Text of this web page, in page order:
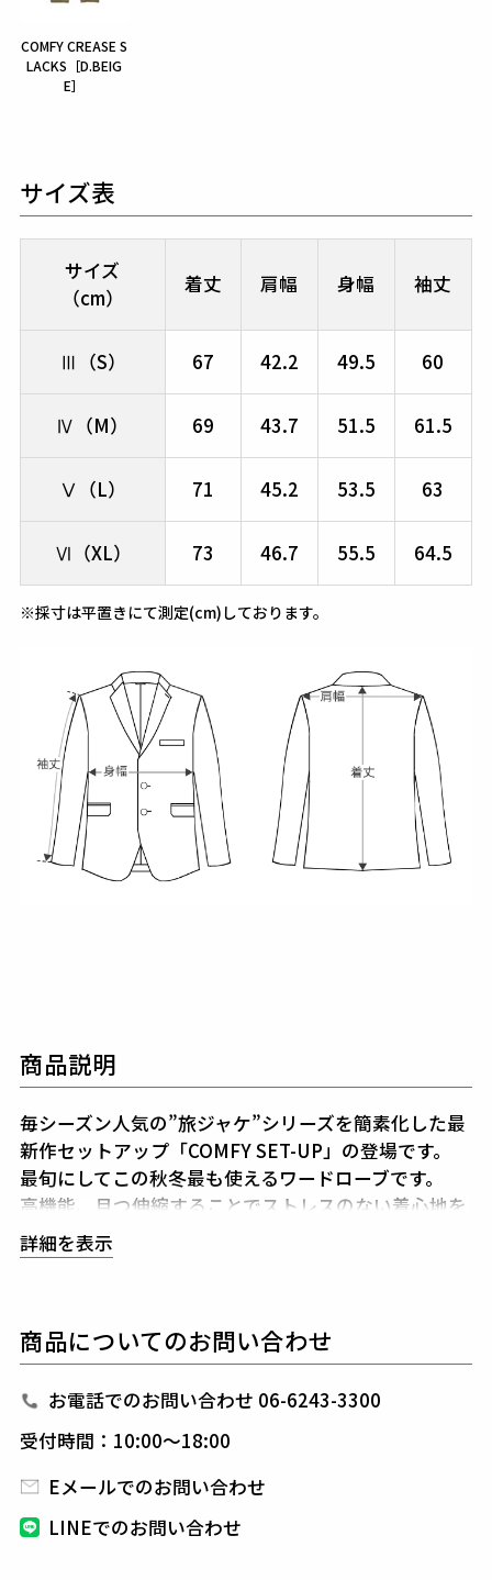
COMFY CREASE S
LACKS［D.BEIG
E］
サイズ表
サイズ
（cm）
着丈 肩幅 身幅 袖丈
Ⅲ（S） 67 42.2 49.5 60
Ⅳ（M） 69 43.7 51.5 61.5
Ⅴ（L） 71 45.2 53.5 63
Ⅵ（XL） 73 46.7 55.5 64.5
※採寸は平置きにて測定(cm)しております。
商品説明
毎シーズン人気の”旅ジャケ”シリーズを簡素化した最
新作セットアップ「COMFY SET-UP」の登場です。
最旬にしてこの秋冬最も使えるワードローブです。
高機能、且つ伸縮することでストレスのない着心地を
堪能できるセットアップです。
今期はノッチドラペルのシングルブレストジャケット
1PIU1UGUALE3が得意とするシャープで美しいシル
エットに加え、高機能ストレッチ素材と3Dパターン
＆立体裁断により細身ながらストレスのない着心地を
キープしてくれます。
また、1piu1uguale3オリジナルの折鶴ピンをラペル
に付属しています。
ンタックを入れたフロントのセンタークリースが特徴
詳細を表示
商品についてのお問い合わせ
お電話でのお問い合わせ 06-6243-3300
受付時間：10:00～18:00
Eメールでのお問い合わせ
LINEでのお問い合わせ